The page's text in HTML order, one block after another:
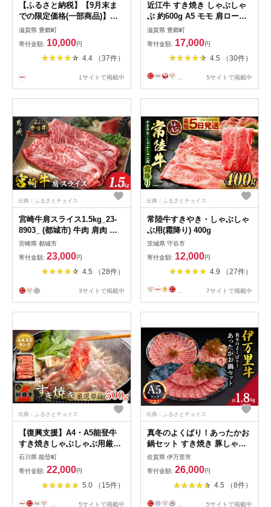
【ふるさと納税】【9月末ま
での限定価格(一部商品)】
〈選べる内容量〉近江牛 すき
焼き用 A5 雌牛 西川畜産 牛
肉 黒毛和牛 すきやき すき焼
き肉 すき焼き用 肉 お肉 牛
届け：繁忙期に限り納期最長
滋賀県 豊郷町
寄付金額: 10,000円
4.4 （37件）
1サイトで掲載中
近江牛 すき焼き しゃぶしゃ
ぶ 約600g A5 モモ 肩ロース
ウデ 肉の千石屋 牛肉 黒毛和
牛 すきやき すき焼き肉 すき
焼き用 しゃぶしゃぶ用 肉 お
肉 牛 和牛 冷蔵
滋賀県 豊郷町
寄付金額: 17,000円
4.5 （30件）
5サイトで掲載中
出典：ふるさとチョイス
宮崎牛肩スライス1.5kg_23-
8903_ (都城市) 牛肉 肩肉 ス
ライス肉 500グラム×3パック
計1.5キロ 牛すき焼き 煮込み
料理など 国産黒毛和牛 A4ラ
ンク以上 ギフト 贈答用
宮崎県 都城市
寄付金額: 23,000円
4.5 （28件）
3サイトで掲載中
出典：ふるさとチョイス
常陸牛すきやき・しゃぶしゃ
ぶ用(霜降り) 400g
茨城県 守谷市
寄付金額: 12,000円
4.9 （27件）
7サイトで掲載中
出典：ふるさとチョイス
【復興支援】A4・A5能登牛
すき焼きしゃぶしゃぶ用厳選
部位 500g
石川県 能登町
寄付金額: 22,000円
5.0 （15件）
... 5サイトで掲載中
出典：ふるさとチョイス
真冬のよくばり！あったかお
鍋セット すき焼き 豚しゃぶ
水炊き 006-J197
佐賀県 伊万里市
寄付金額: 26,000円
4.5 （8件）
... 5サイトで掲載中